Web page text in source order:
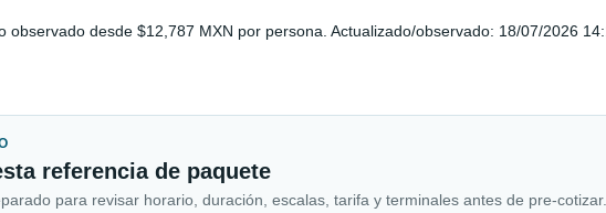
observado desde $12,787 MXN por persona. Actualizado/observado: 18/07/2026
referencia de paquete
para revisar horario, duración, escalas, tarifa y terminales antes de pre-cotizar.